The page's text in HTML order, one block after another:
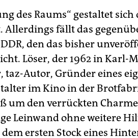
des Raums“ gestaltet
fällt das
den das bisher
Löser, der 1962 in Karl-
Autor, Gründer eines
im Kino in der
um den verrückten
Leinwand ohne weitere
ersten Stock eines